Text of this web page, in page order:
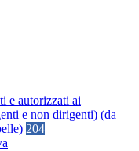
e autorizzati ai
e non dirigenti) (da
204